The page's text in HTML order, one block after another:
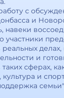
с
и
навеки
участники
и
сферах,
и